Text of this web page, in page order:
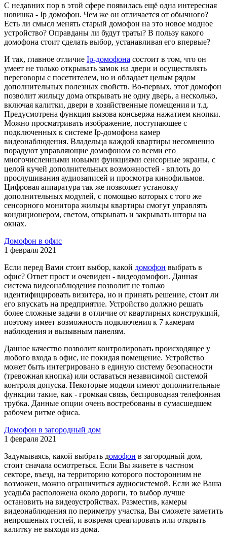
С недавних пор в этой сфере появилась ещё одна интересная
новинка - Ip домофон. Чем же он отличается от обычного?
Есть ли смысл менять старый домофон на это новое модное
устройство? Оправданы ли будут траты? В пользу какого
домофона стоит сделать выбор, устанавливая его впервые?
И так, главное отличие Ip-домофона состоит в том, что он
умеет не только открывать замок на двери и осуществлять
переговоры с посетителем, но и обладает целым рядом
дополнительных полезных свойств. Во-первых, этот домофон
позволит жильцу дома открывать не одну дверь, а несколько,
включая калитки, двери в хозяйственные помещения и т.д.
Предусмотрена функция вызова консьержа нажатием кнопки.
Можно просматривать изображение, поступающее с
подключенных к системе Ip-домофона камер
видеонаблюдения. Владельца каждой квартиры несомненно
порадуют управляющие домофоном со всеми его
многочисленными новыми функциями сенсорные экраны, с
целой кучей дополнительных возможностей - вплоть до
прослушивания аудиозаписей и просмотра кинофильмов.
Цифровая аппаратура так же позволяет установку
дополнительных модулей, с помощью которых с того же
сенсорного монитора жильцы квартиры смогут управлять
кондиционером, светом, открывать и закрывать шторы на
окнах.
Домофон в офис
1 февраля 2021
Если перед Вами стоит выбор, какой домофон выбрать в
офис? Ответ прост и очевиден - видеодомофон. Данная
система видеонаблюдения позволит не только
идентифицировать визитера, но и принять решение, стоит ли
его впускать на предприятие. Устройство должно решать
более сложные задачи в отличие от квартирных конструкций,
поэтому имеет возможность подключения к 7 камерам
наблюдения и вызывным панелям.
Данное качество позволит контролировать происходящее у
любого входа в офис, не покидая помещение. Устройство
может быть интегрировано в единую систему безопасности
(тревожная кнопка) или оставаться независимой системой
контроля допуска. Некоторые модели имеют дополнительные
функции такие, как - громкая связь, беспроводная телефонная
трубка. Данные опции очень востребованы в сумасшедшем
рабочем ритме офиса.
Домофон в загородный дом
1 февраля 2021
Задумываясь, какой выбрать домофон в загородный дом,
стоит сначала осмотреться. Если Вы живете в частном
секторе, въезд, на территорию которого посторонним не
возможен, можно ограничиться аудиосистемой. Если же Ваша
усадьба расположена около дороги, то выбор лучше
остановить на видеоустройствах. Разместив, камеры
видеонаблюдения по периметру участка, Вы сможете заметить
непрошеных гостей, и вовремя среагировать или открыть
калитку не выходя из дома.